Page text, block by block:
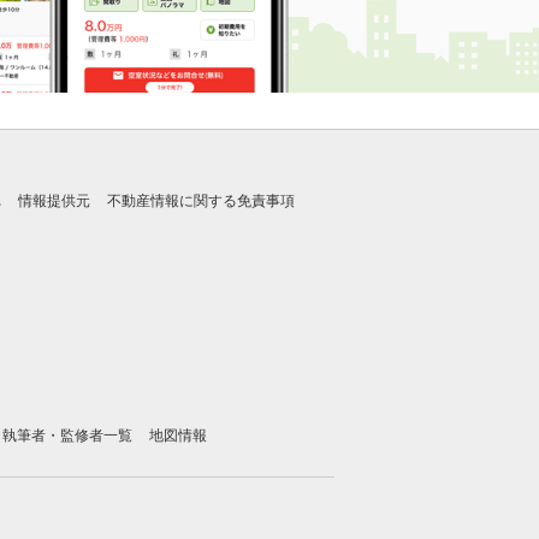
情報提供元 不動産情報に関する免責事項
執筆者・監修者一覧 地図情報